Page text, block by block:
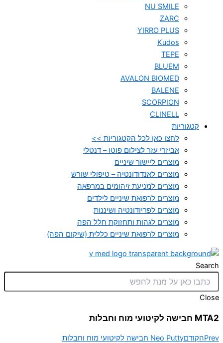
NU SMILE
ZARC
YIRRO PLUS
Kudos
TEPE
BLUEM
AVALON BIOMED
BALENE
SCORPION
CLINELL
קטגוריות
לחצו כאן לכל הקטגוריות >>
אביזרי עזר לצילום פוטו – דנטלי
מוצרים ליישור שיניים
מוצרים לאנדודונטיה – טיפולי שורש
מוצרים למניעת זיהומים במרפאה
מוצרים לרפואת שיניים לילדים
מוצרים לפריודונטיה ושיננות
מוצרים לגהות ותחזוקת חלל הפה
מוצרים לרפואת שיניים כללית (שיקום הפה)
Search
Close
MTA2 חבישה לקיטועי מוח וחבלות
PrevהקודםNeo Putty חבישה לקיטועי מוח וחבלות